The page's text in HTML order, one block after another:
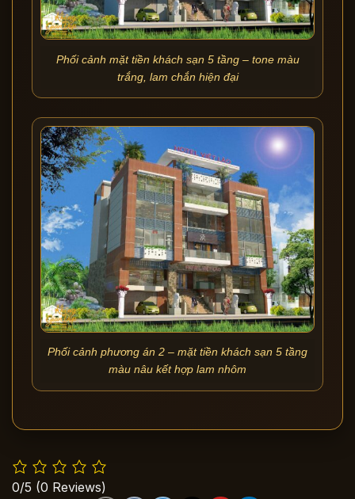
Phối cảnh mặt tiền khách sạn 5 tầng – tone màu
trắng, lam chắn hiện đại
Phối cảnh phương án 2 – mặt tiền khách sạn 5 tầng
màu nâu kết hợp lam nhôm
0/5 (0 Reviews)